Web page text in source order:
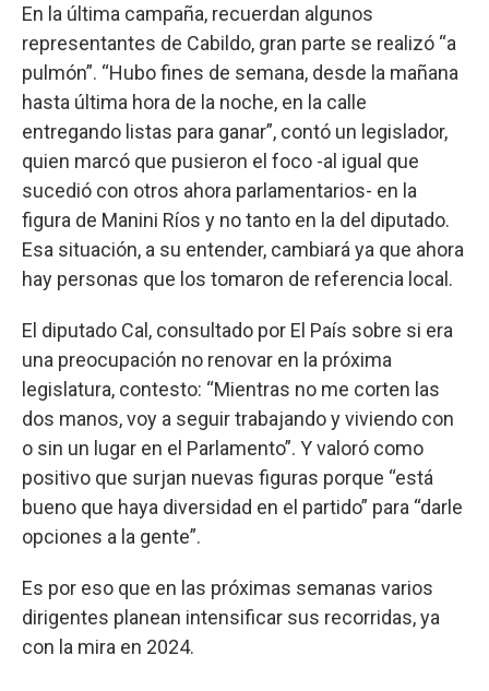
En la última campaña, recuerdan algunos
representantes de Cabildo, gran parte se realizó “a
pulmón”. “Hubo fines de semana, desde la mañana
hasta última hora de la noche, en la calle
entregando listas para ganar”, contó un legislador,
quien marcó que pusieron el foco -al igual que
sucedió con otros ahora parlamentarios- en la
figura de Manini Ríos y no tanto en la del diputado.
Esa situación, a su entender, cambiará ya que ahora
hay personas que los tomaron de referencia local.
El diputado Cal, consultado por El País sobre si era
una preocupación no renovar en la próxima
legislatura, contesto: “Mientras no me corten las
dos manos, voy a seguir trabajando y viviendo con
o sin un lugar en el Parlamento”. Y valoró como
positivo que surjan nuevas figuras porque “está
bueno que haya diversidad en el partido” para “darle
opciones a la gente”.
Es por eso que en las próximas semanas varios
dirigentes planean intensificar sus recorridas, ya
con la mira en 2024.